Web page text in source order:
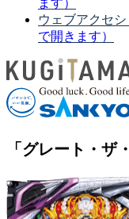
ます）
ウェブアクセ
で開きます）
「グレート・ザ